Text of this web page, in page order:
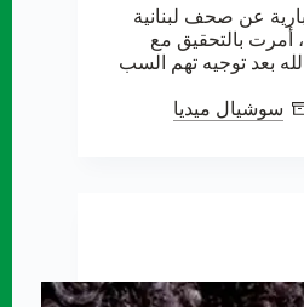
عن صحف لبنانية
أمرت بالتحقيق مع
بعد توجيه تهم السب
سوشيال ميديا